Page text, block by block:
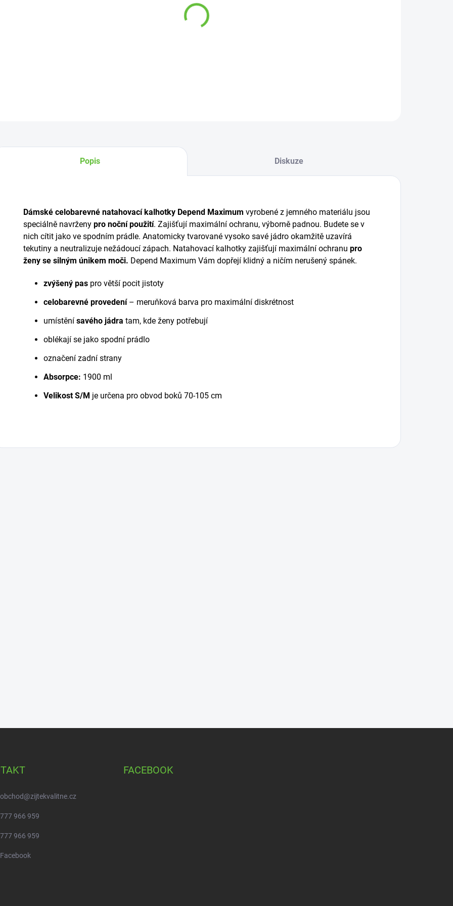
Popis Diskuze
Dámské celobarevné natahovací kalhotky Depend Maximum vyrobené z jemného materiálu jsou
speciálně navrženy pro noční použití. Zajišťují maximální ochranu, výborně padnou. Budete se v
nich cítit jako ve spodním prádle. Anatomicky tvarované vysoko savé jádro okamžitě uzavírá
tekutiny a neutralizuje nežádoucí zápach. Natahovací kalhotky zajišťují maximální ochranu pro
ženy se silným únikem moči. Depend Maximum Vám dopřejí klidný a ničím nerušený spánek.
zvýšený pas pro větší pocit jistoty
celobarevné provedení– meruňková barva pro maximální diskrétnost
umístění savého jádra tam, kde ženy potřebují
oblékají se jako spodní prádlo
označení zadní strany
Absorpce: 1900 ml
Velikost S/M je určena pro obvod boků 70-105 cm
obchod@zijtekvalitne.cz
777 966 959
777 966 959
Facebook
FACEBOOK